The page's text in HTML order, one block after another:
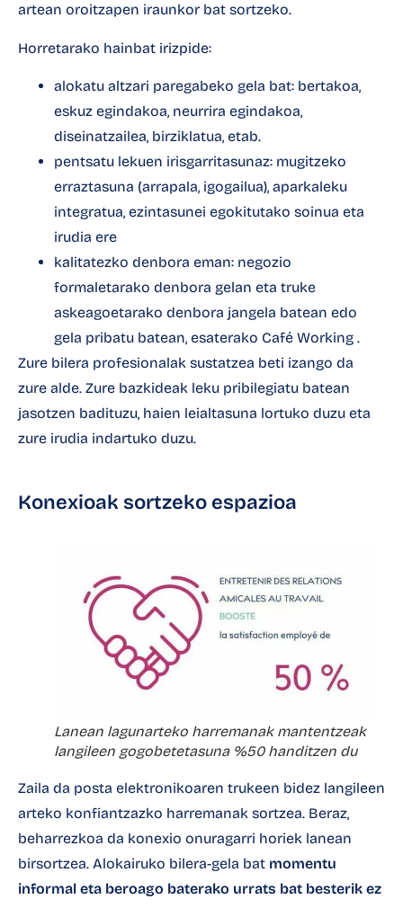
artean oroitzapen iraunkor bat sortzeko.
Horretarako hainbat irizpide:
alokatu altzari paregabeko gela bat: bertakoa,
eskuz egindakoa, neurrira egindakoa,
diseinatzailea, birziklatua, etab.
pentsatu lekuen irisgarritasunaz: mugitzeko
erraztasuna (arrapala, igogailua), aparkaleku
integratua, ezintasunei egokitutako soinua eta
irudia ere
kalitatezko denbora eman: negozio
formaletarako denbora gelan eta truke
askeagoetarako denbora jangela batean edo
gela pribatu batean, esaterako Café Working .
Zure bilera profesionalak sustatzea beti izango da
zure alde. Zure bazkideak leku pribilegiatu batean
jasotzen badituzu, haien leialtasuna lortuko duzu eta
zure irudia indartuko duzu.
Konexioak sortzeko espazioa
Lanean lagunarteko harremanak mantentzeak
langileen gogobetetasuna %50 handitzen du
Zaila da posta elektronikoaren trukeen bidez langileen
arteko konfiantzazko harremanak sortzea. Beraz,
beharrezkoa da konexio onuragarri horiek lanean
birsortzea. Alokairuko bilera-gela bat momentu
informal eta beroago baterako urrats bat besterik ez